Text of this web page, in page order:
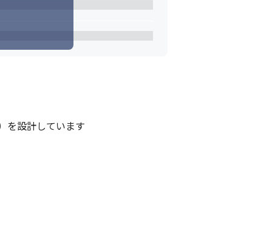
を設計しています